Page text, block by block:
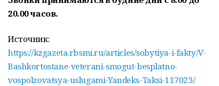
20.00 часов.
Источник:
https://kzgazeta.rbsmi.ru/articles/sobytiya-i-fakty/V-
Bashkortostane-veterani-smogut-besplatno-
vospolzovatsya-uslugami-Yandeks-Taksi-117023/